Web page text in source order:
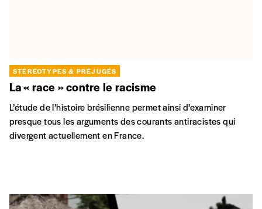
STÉRÉOTYPES & PRÉJUGÉS
La « race » contre le racisme
L’étude de l’histoire brésilienne permet ainsi d’examiner
presque tous les arguments des courants antiracistes qui
divergent actuellement en France.